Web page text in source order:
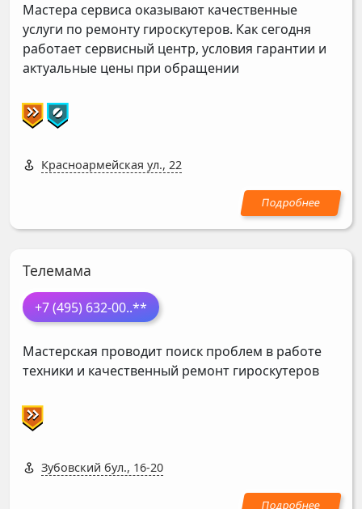
Мастера сервиса оказывают качественные
услуги по ремонту гироскутеров. Как сегодня
работает сервисный центр, условия гарантии и
актуальные цены при обращении
Красноармейская ул., 22
Телемама
+7 (495) 632-00..**
Мастерская проводит поиск проблем в работе
техники и качественный ремонт гироскутеров
Зубовский бул., 16-20